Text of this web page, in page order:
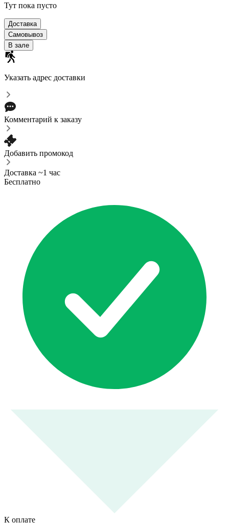
Тут пока пусто
Доставка
Самовывоз
В зале
Указать адрес доставки
Комментарий к заказу
Добавить промокод
Доставка ~1 час
Бесплатно
К оплате